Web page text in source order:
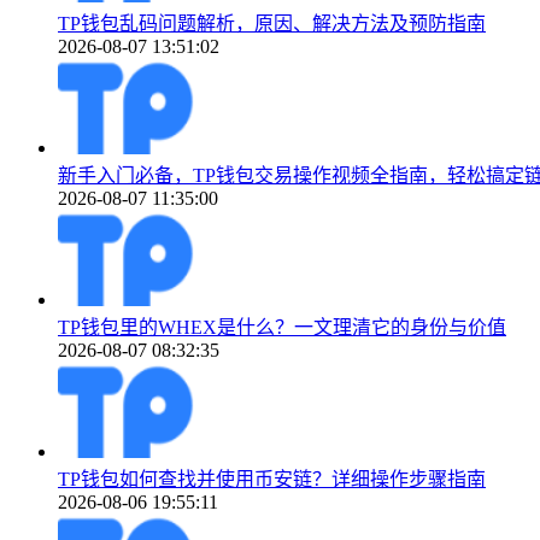
TP钱包乱码问题解析，原因、解决方法及预防指南
2026-08-07 13:51:02
新手入门必备，TP钱包交易操作视频全指南，轻松搞定
2026-08-07 11:35:00
TP钱包里的WHEX是什么？一文理清它的身份与价值
2026-08-07 08:32:35
TP钱包如何查找并使用币安链？详细操作步骤指南
2026-08-06 19:55:11